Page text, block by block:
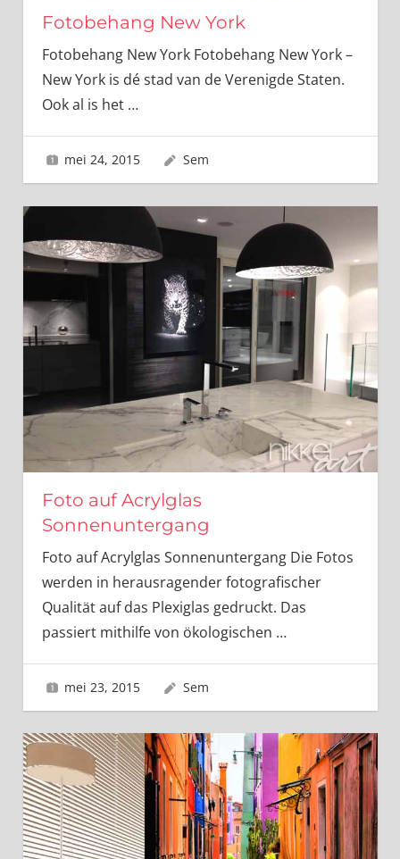
Fotobehang New York
Fotobehang New York Fotobehang New York –
New York is dé stad van de Verenigde Staten.
Ook al is het …
mei 24, 2015 Sem
Foto auf Acrylglas
Sonnenuntergang
Foto auf Acrylglas Sonnenuntergang Die Fotos
werden in herausragender fotografischer
Qualität auf das Plexiglas gedruckt. Das
passiert mithilfe von ökologischen …
mei 23, 2015 Sem